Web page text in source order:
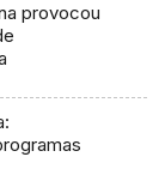
provocou